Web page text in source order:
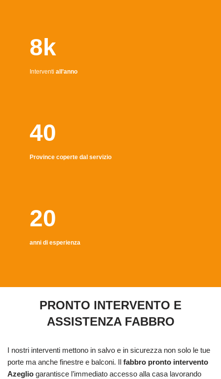
8k
Interventi all’anno
40
Province coperte dal servizio
20
anni di esperienza
PRONTO INTERVENTO E
ASSISTENZA FABBRO
I nostri interventi mettono in salvo e in sicurezza non solo le tue
porte ma anche finestre e balconi. Il fabbro pronto intervento
Azeglio garantisce l’immediato accesso alla casa lavorando